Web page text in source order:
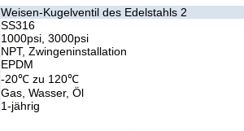
Weisen-Kugelventil des Edelstahls 2
SS316
1000psi, 3000psi
NPT, Zwingeninstallation
EPDM
-20℃ zu 120℃
Gas, Wasser, Öl
1-jährig